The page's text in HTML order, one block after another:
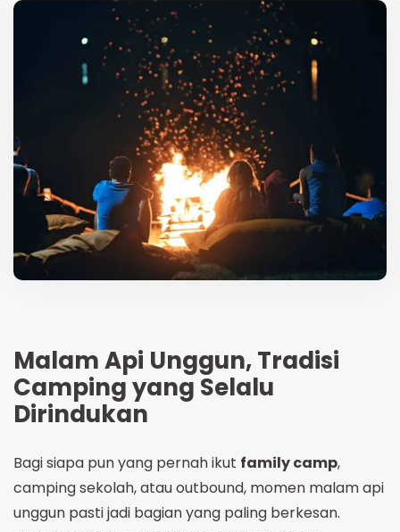
Malam Api Unggun, Tradisi
Camping yang Selalu
Dirindukan
Bagi siapa pun yang pernah ikut family camp,
camping sekolah, atau outbound, momen malam api
unggun pasti jadi bagian yang paling berkesan.